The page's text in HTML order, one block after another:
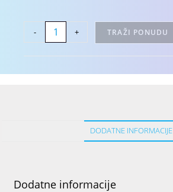
- + TRAŽI PONUDU
DODATNE INFORMACIJE
Dodatne informacije